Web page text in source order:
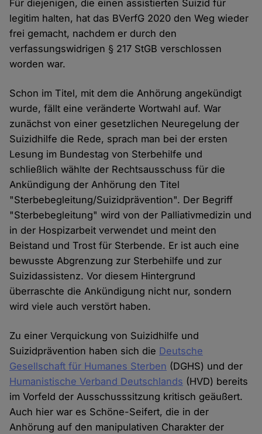
Für diejenigen, die einen assistierten Suizid für
legitim halten, hat das BVerfG 2020 den Weg wieder
frei gemacht, nachdem er durch den
verfassungswidrigen § 217 StGB verschlossen
worden war.
Schon im Titel, mit dem die Anhörung angekündigt
wurde, fällt eine veränderte Wortwahl auf. War
zunächst von einer gesetzlichen Neuregelung der
Suizidhilfe die Rede, sprach man bei der ersten
Lesung im Bundestag von Sterbehilfe und
schließlich wählte der Rechtsausschuss für die
Ankündigung der Anhörung den Titel
"Sterbebegleitung/Suizidprävention". Der Begriff
"Sterbebegleitung" wird von der Palliativmedizin und
in der Hospizarbeit verwendet und meint den
Beistand und Trost für Sterbende. Er ist auch eine
bewusste Abgrenzung zur Sterbehilfe und zur
Suizidassistenz. Vor diesem Hintergrund
überraschte die Ankündigung nicht nur, sondern
wird viele auch verstört haben.
Zu einer Verquickung von Suizidhilfe und
Suizidprävention haben sich die Deutsche
Gesellschaft für Humanes Sterben (DGHS) und der
Humanistische Verband Deutschlands (HVD) bereits
im Vorfeld der Ausschusssitzung kritisch geäußert.
Auch hier war es Schöne-Seifert, die in der
Anhörung auf den manipulativen Charakter der